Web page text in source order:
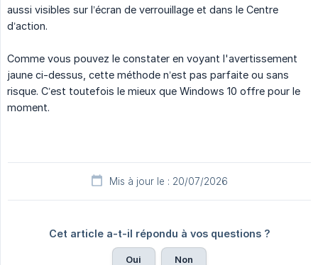
aussi visibles sur l’écran de verrouillage et dans le Centre
d’action.
Comme vous pouvez le constater en voyant l'avertissement
jaune ci-dessus, cette méthode n’est pas parfaite ou sans
risque. C’est toutefois le mieux que Windows 10 offre pour le
moment.
Mis à jour le : 20/07/2026
Cet article a-t-il répondu à vos questions ?
Oui Non